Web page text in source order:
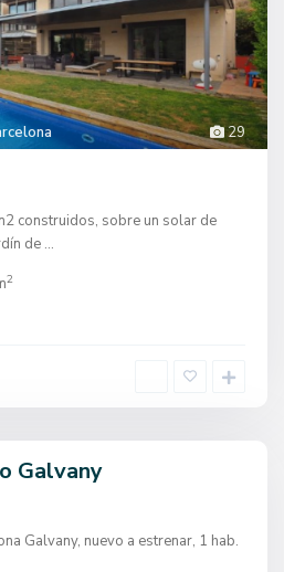
29
construidos, sobre un solar de
de ...
2
Galvany
Galvany, nuevo a estrenar, 1 hab.